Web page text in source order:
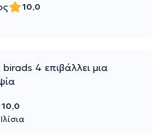
10,0
4 επιβάλλει μια
10,0
Ιλίσια